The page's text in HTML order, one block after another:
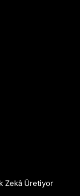
Zekâ Üretiyor